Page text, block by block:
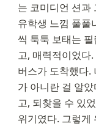
는 코미디언 션과
유학생 느낌 풀풀
씩 툭툭 보태는
고, 매력적이었다
버스가 도착했다.
가 아니란 걸 알
고, 되찾을 수 있
위기였다. 그렇게